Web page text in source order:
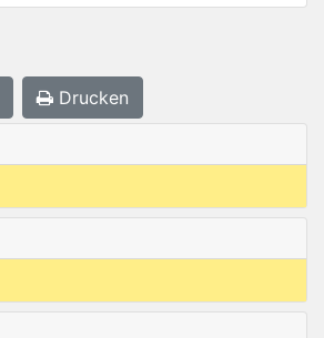
Drucken